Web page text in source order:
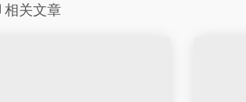
相关文章